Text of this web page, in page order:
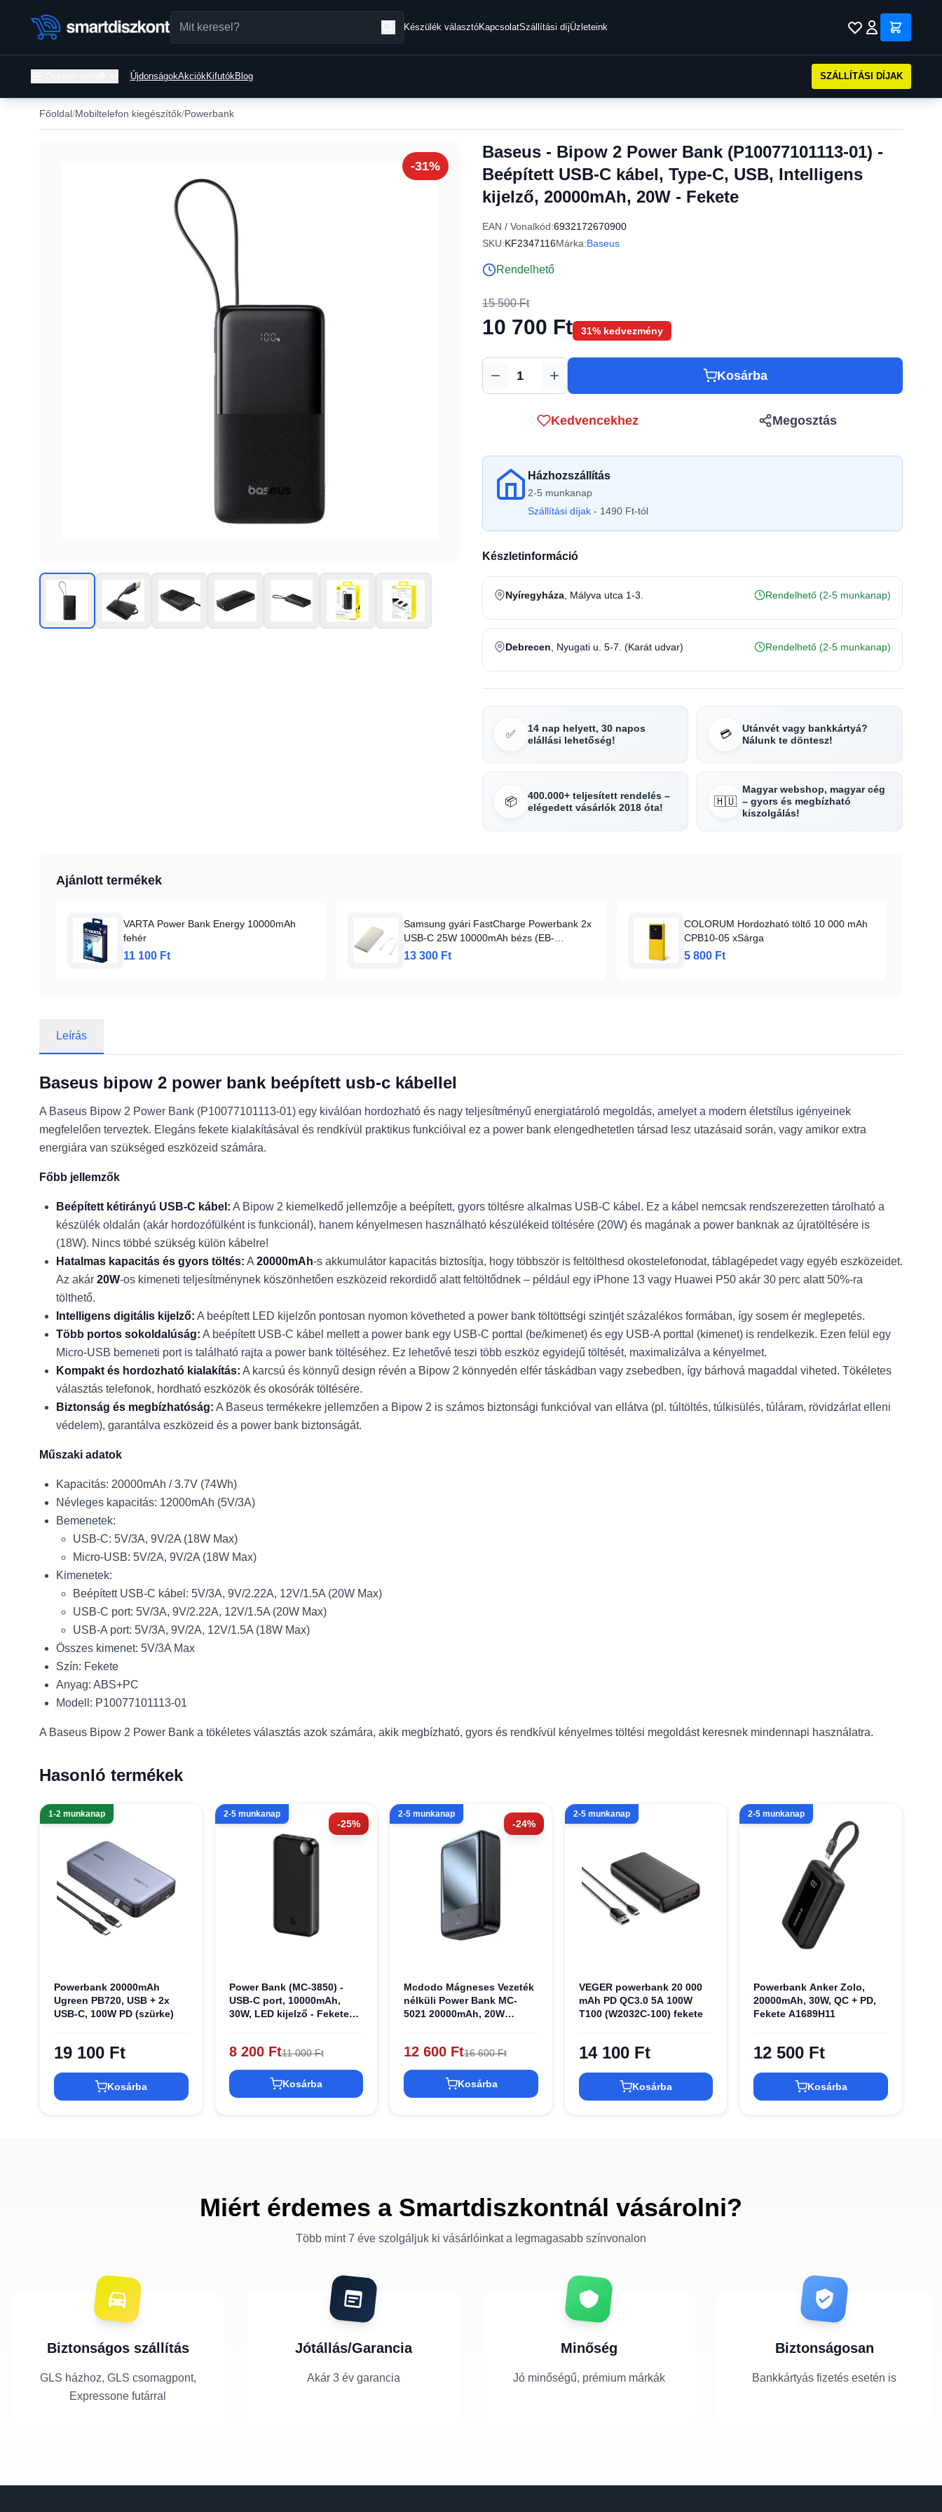
Készülék választóKapcsolatSzállítási díjÜzleteink
ÚjdonságokAkciókKifutókBlog SZÁLLÍTÁSI DÍJAK
Főoldal Mobiltelefon kiegészítők Powerbank
-31%
Baseus - Bipow 2 Power Bank (P10077101113-01) -
Beépített USB-C kábel, Type-C, USB, Intelligens
kijelző, 20000mAh, 20W - Fekete
EAN / Vonalkód:6932172670900
SKU:KF2347116Márka:Baseus
Rendelhető
15 500 Ft
10 700 Ft 31% kedvezmény
Mennyiség Kosárba
Kedvencekhez Megosztás
Házhozszállítás
2-5 munkanap
Szállítási díjak - 1490 Ft-tól
Készletinformáció
Nyíregyháza , Mályva utca 1-3. Rendelhető (2-5 munkanap)
Debrecen , Nyugati u. 5-7. (Karát udvar) Rendelhető (2-5 munkanap)
✅
14 nap helyett, 30 napos
elállási lehetőség!
💳
Utánvét vagy bankkártyá?
Nálunk te döntesz!
📦
400.000+ teljesített rendelés –
elégedett vásárlók 2018 óta!
🇭🇺
Magyar webshop, magyar cég
– gyors és megbízható
kiszolgálás!
Ajánlott termékek
VARTA Power Bank Energy 10000mAh
fehér
11 100 Ft
Samsung gyári FastCharge Powerbank 2x
USB-C 25W 10000mAh bézs (EB-
P3400XUEGEU)
13 300 Ft
COLORUM Hordozható töltő 10 000 mAh
CPB10-05 xSárga
5 800 Ft
Leírás
Baseus bipow 2 power bank beépített usb-c kábellel
A Baseus Bipow 2 Power Bank (P10077101113-01) egy kiválóan hordozható és nagy teljesítményű energiatároló megoldás, amelyet a modern életstílus igényeinek
megfelelően terveztek. Elegáns fekete kialakításával és rendkívül praktikus funkcióival ez a power bank elengedhetetlen társad lesz utazásaid során, vagy amikor extra
energiára van szükséged eszközeid számára.
Főbb jellemzők
Beépített kétirányú USB-C kábel: A Bipow 2 kiemelkedő jellemzője a beépített, gyors töltésre alkalmas USB-C kábel. Ez a kábel nemcsak rendszerezetten tárolható a
készülék oldalán (akár hordozófülként is funkcionál), hanem kényelmesen használható készülékeid töltésére (20W) és magának a power banknak az újratöltésére is
(18W). Nincs többé szükség külön kábelre!
Hatalmas kapacitás és gyors töltés: A 20000mAh-s akkumulátor kapacitás biztosítja, hogy többször is feltölthesd okostelefonodat, táblagépedet vagy egyéb eszközeidet.
Az akár 20W-os kimeneti teljesítménynek köszönhetően eszközeid rekordidő alatt feltöltődnek – például egy iPhone 13 vagy Huawei P50 akár 30 perc alatt 50%-ra
tölthető.
Intelligens digitális kijelző: A beépített LED kijelzőn pontosan nyomon követheted a power bank töltöttségi szintjét százalékos formában, így sosem ér meglepetés.
Több portos sokoldalúság: A beépített USB-C kábel mellett a power bank egy USB-C porttal (be/kimenet) és egy USB-A porttal (kimenet) is rendelkezik. Ezen felül egy
Micro-USB bemeneti port is található rajta a power bank töltéséhez. Ez lehetővé teszi több eszköz egyidejű töltését, maximalizálva a kényelmet.
Kompakt és hordozható kialakítás: A karcsú és könnyű design révén a Bipow 2 könnyedén elfér táskádban vagy zsebedben, így bárhová magaddal viheted. Tökéletes
választás telefonok, hordható eszközök és okosórák töltésére.
Biztonság és megbízhatóság: A Baseus termékekre jellemzően a Bipow 2 is számos biztonsági funkcióval van ellátva (pl. túltöltés, túlkisülés, túláram, rövidzárlat elleni
védelem), garantálva eszközeid és a power bank biztonságát.
Műszaki adatok
Kapacitás: 20000mAh / 3.7V (74Wh)
Névleges kapacitás: 12000mAh (5V/3A)
Bemenetek:
USB-C: 5V/3A, 9V/2A (18W Max)
Micro-USB: 5V/2A, 9V/2A (18W Max)
Kimenetek:
Beépített USB-C kábel: 5V/3A, 9V/2.22A, 12V/1.5A (20W Max)
USB-C port: 5V/3A, 9V/2.22A, 12V/1.5A (20W Max)
USB-A port: 5V/3A, 9V/2A, 12V/1.5A (18W Max)
Összes kimenet: 5V/3A Max
Szín: Fekete
Anyag: ABS+PC
Modell: P10077101113-01
A Baseus Bipow 2 Power Bank a tökéletes választás azok számára, akik megbízható, gyors és rendkívül kényelmes töltési megoldást keresnek mindennapi használatra.
Hasonló termékek
1-2 munkanap
Powerbank 20000mAh
Ugreen PB720, USB + 2x
USB-C, 100W PD (szürke)
19 100 Ft
Kosárba
-25%
2-5 munkanap
Power Bank (MC-3850) -
USB-C port, 10000mAh,
30W, LED kijelző - Fekete
8 200 Ft11 000 Ft
Kosárba
-24%
2-5 munkanap
Mcdodo Mágneses Vezeték
nélküli Power Bank MC-
5021 20000mAh, 20W
12 600 Ft16 600 Ft
Kosárba
2-5 munkanap
VEGER powerbank 20 000
mAh PD QC3.0 5A 100W
T100 (W2032C-100) fekete
14 100 Ft
Kosárba
2-5 munkanap
Powerbank Anker Zolo,
20000mAh, 30W, QC + PD,
Fekete A1689H11
12 500 Ft
Kosárba
Miért érdemes a Smartdiszkontnál vásárolni?
Több mint 7 éve szolgáljuk ki vásárlóinkat a legmagasabb színvonalon
Biztonságos szállítás
GLS házhoz, GLS csomagpont,
Expressone futárral
Jótállás/Garancia
Akár 3 év garancia
Minőség
Jó minőségű, prémium márkák
Biztonságosan
Bankkártyás fizetés esetén is